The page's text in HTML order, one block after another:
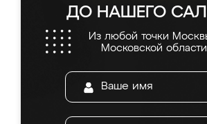
ДО НАШЕГО
Из любой точки
Московской